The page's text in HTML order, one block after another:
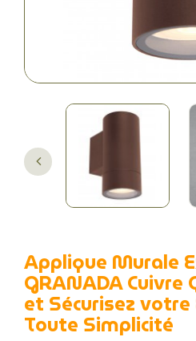
Applique Murale
GRANADA Cuivre
et Sécurisez votre
Toute Simplicité